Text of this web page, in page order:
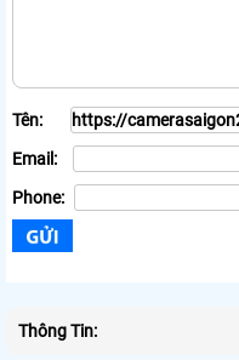
Tên:
Email:
Phone:
Thông Tin: